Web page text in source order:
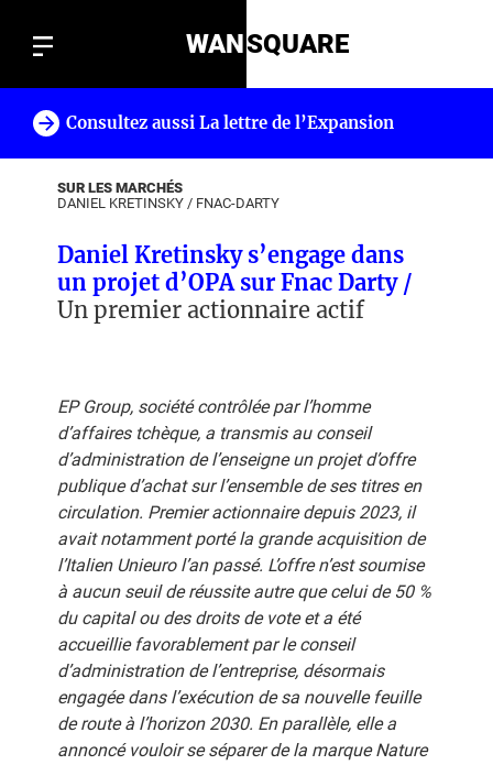
WANSQUARE
Consultez aussi La lettre de l’Expansion
SUR LES MARCHÉS
DANIEL KRETINSKY / FNAC-DARTY
Daniel Kretinsky s’engage dans
un projet d’OPA sur Fnac Darty /
Un premier actionnaire actif
EP Group, société contrôlée par l’homme
d’affaires tchèque, a transmis au conseil
d’administration de l’enseigne un projet d’offre
publique d’achat sur l’ensemble de ses titres en
circulation. Premier actionnaire depuis 2023, il
avait notamment porté la grande acquisition de
l’Italien Unieuro l’an passé. L’offre n’est soumise
à aucun seuil de réussite autre que celui de 50 %
du capital ou des droits de vote et a été
accueillie favorablement par le conseil
d’administration de l’entreprise, désormais
engagée dans l’exécution de sa nouvelle feuille
de route à l’horizon 2030. En parallèle, elle a
annoncé vouloir se séparer de la marque Nature